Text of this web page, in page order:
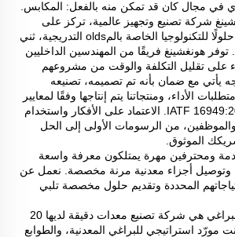
في مجال كان قد تمكن منه بالفعل: المكابس.
شركة تصنيع وتجهيز عالمية، تركز على
احتياجات العملاء وتقدم حلولًا للتكنولوجيا الخاصة بالمolds التدريجية، ثني
توفر هونغشينغ فريقًا من المهندسين الداخليين
على تقليل التكلفة والوقت من مشروعهم
يأتي مع ضمان بأنه تم تصميمه، تصنيعه
الأداء، ومنتجاتنا يتم إنتاجها وفقًا لمعايير
ISO 9001:2015 و IATF 16949:2016. الاعتماد على الأفكار واستخدام
والموظفين، من الرسومات الأولى إلى الحل
الموثوق.
ومحترفين مهرة يمتلكون معرفة واسعة
وتوصيل أجزاء معدنية مرنة مخصصة. نعمل عن
المحددة وتقديم حلول مخصصة تلبي
ش Staten هونغ شينغ للبراغي هي شركة تصنيع معدات دقيقة لديها 20
مورّد استراتيجي للبراغي المعدنية، والطوابع